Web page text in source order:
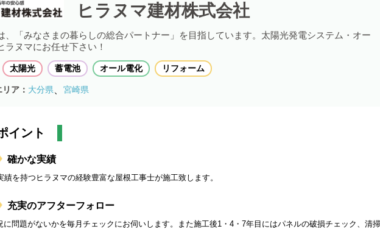
ヒラヌマ建材株式会社
、「みなさまの暮らしの総合パートナー」を目指しています。太陽光発電システム・オー
ラヌマにお任せ下さい！
太陽光 蓄電池 オール電化 リフォーム
ア： 大分県、 宮崎県
イント
確かな実績
績を持つヒラヌマの経験豊富な屋根工事士が施工致します。
充実のアフターフォロー
に問題がないかを毎月チェックにお伺いします。また施工後1・4・7年目にはパネルの破損チェック、清